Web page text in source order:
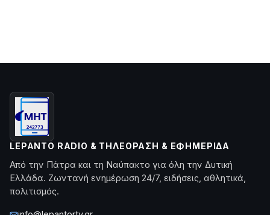
LEPANTO RADIO & ΤΗΛΕΌΡΑΣΗ & ΕΦΗΜΕΡΊΔΑ
Από την Πάτρα και τη Ναύπακτο για όλη την Δυτική
Ελλάδα. Ζωντανή ενημέρωση 24/7, ειδήσεις, αθλητικά,
πολιτισμός.